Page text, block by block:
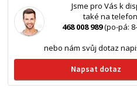
Jsme pro Vás k
také na
468 008 989(po-pá:
nebo nám svůj dotaz
Napsat dotaz